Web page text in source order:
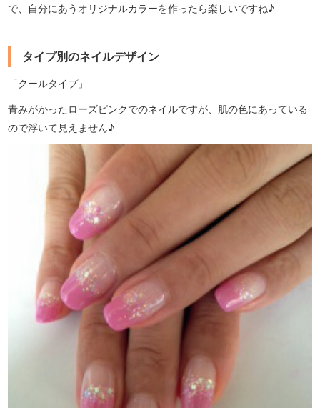
で、自分にあうオリジナルカラーを作ったら楽しいですね♪
タイプ別のネイルデザイン
「クールタイプ」
青みがかったローズピンクでのネイルですが、肌の色にあっている
ので浮いて見えません♪